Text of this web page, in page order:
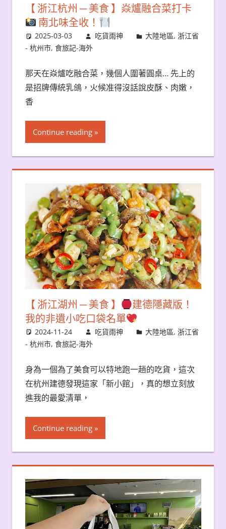
【 浙江杭州 ─ 美食 】焱爐融合菜打卡
南北味全收！
2025-03-03 吃貨雨神 大陸地區,浙江省
- 杭州市, 食旅記-海外
那天在焱爐吃融合菜，幾個人圍著圓桌… 先上的
是招牌傳統乳鴿，火候准得沒話說皮酥、肉嫩，
香
Continue reading
【 浙江湖州 ─ 美食 】
建德隱藏版！
我的非遺小吃口袋名單
2024-11-24 吃貨雨神 大陸地區,浙江省
- 杭州市, 食旅記-海外
身為一個為了美食可以特地跑一趟的吃貨，這次
在杭州建德發現這家「新小館」，真的想立刻放
進我的最愛清單，
Continue reading